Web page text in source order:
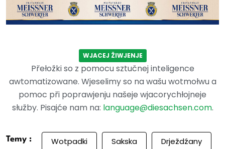
WJACEJ ŽIWJENJE
Přełožki so z pomocu sztučnej inteligence
awtomatizowane. Wjeselimy so na wašu wotmołwu a
pomoc při poprawjenju našeje wjacorychłojneje
słužby. Pisajće nam na: language@diesachsen.com.
Temy : Wotpadki Sakska Drježdźany